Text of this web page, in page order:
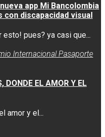
app Mi Bancolombia
con discapacidad visual
pues? ya casi que...
Internacional Pasaporte
DONDE EL AMOR Y EL
amor y el...